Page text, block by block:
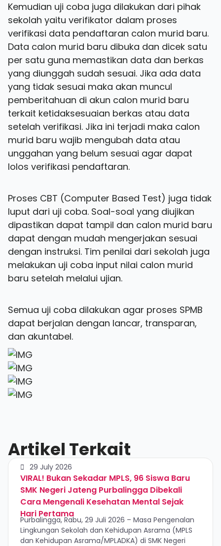
Kemudian uji coba juga dilakukan dari pihak
sekolah yaitu verifikator dalam proses
verifikasi data pendaftaran calon murid baru.
Data calon murid baru dibuka dan dicek satu
per satu guna memastikan data dan berkas
yang diunggah sudah sesuai. Jika ada data
yang tidak sesuai maka akan muncul
pemberitahuan di akun calon murid baru
terkait ketidaksesuaian berkas atau data
setelah verifikasi. Jika ini terjadi maka calon
murid baru wajib mengubah data atau
unggahan yang belum sesuai agar dapat
lolos verifikasi pendaftaran.
Proses CBT (Computer Based Test) juga tidak
luput dari uji coba. Soal-soal yang diujikan
dipastikan dapat tampil dan calon murid baru
dapat dengan mudah mengerjakan sesuai
dengan instruksi. Tim penilai dari sekolah juga
melakukan uji coba input nilai calon murid
baru setelah melalui ujian.
Semua uji coba dilakukan agar proses SPMB
dapat berjalan dengan lancar, transparan,
dan akuntabel.
Artikel Terkait
29 July 2026
VIRAL! Bukan Sekadar MPLS, 96 Siswa Baru
SMK Negeri Jateng Purbalingga Dibekali
Cara Mengenali Kesehatan Mental Sejak
Hari Pertama
Purbalingga, Rabu, 29 Juli 2026 – Masa Pengenalan
Lingkungan Sekolah dan Kehidupan Asrama (MPLS
dan Kehidupan Asrama/MPLADKA) di SMK Negeri